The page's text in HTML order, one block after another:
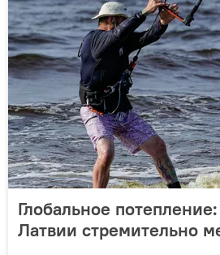
Глобальное
Латвии стремительно